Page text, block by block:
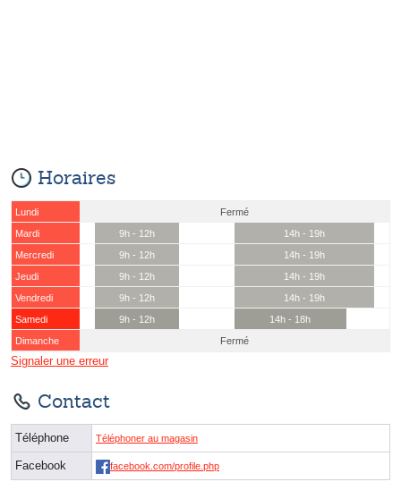
Horaires
Lundi
Fermé
Mardi
9h - 12h
14h - 19h
Mercredi
9h - 12h
14h - 19h
Jeudi
9h - 12h
14h - 19h
Vendredi
9h - 12h
14h - 19h
Samedi
9h - 12h
14h - 18h
Dimanche
Fermé
Signaler une erreur
Contact
Téléphone Téléphoner au magasin
Facebook facebook.com/profile.php